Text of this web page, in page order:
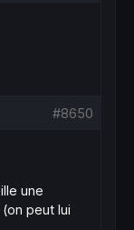
#8650
une
peut lui